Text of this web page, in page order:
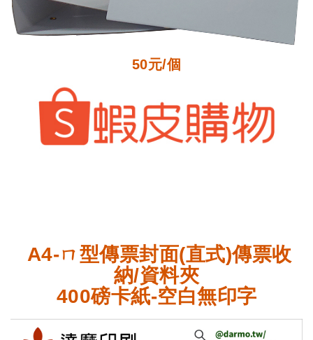
50元/個
A4-ㄇ型傳票封面(直式)傳票收
納/資料夾
400磅卡紙-空白無印字